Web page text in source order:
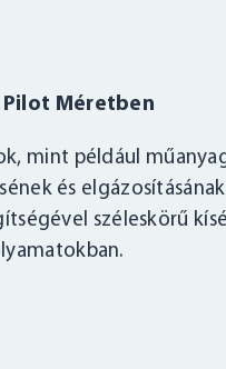
Pilot Méretben
mint például
és
széleskörű